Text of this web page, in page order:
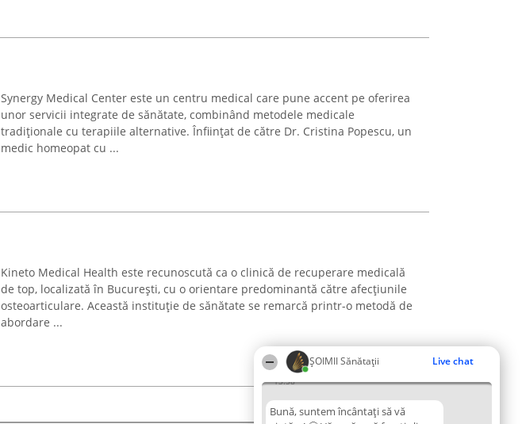
ŞOIMII Sănătații Live chat
13:58
Bună, suntem încântați să vă
Synergy Medical Center este un centru medical care pune accent pe oferirea
unor servicii integrate de sănătate, combinând metodele medicale
tradiționale cu terapiile alternative. Înființat de către Dr. Cristina Popescu, un
medic homeopat cu ...
Kineto Medical Health este recunoscută ca o clinică de recuperare medicală
de top, localizată în București, cu o orientare predominantă către afecțiunile
osteoarticulare. Această instituție de sănătate se remarcă printr-o metodă de
abordare ...